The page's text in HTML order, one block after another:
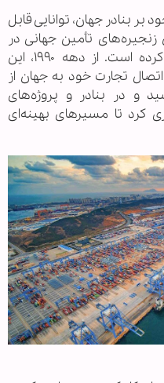
بنادر جهان، توانایی قابل
تأمین جهانی در
زمان بحران‌های ژئوپلیتیکی پیدا کرده است. از دهه ۱۹۹۰، این
تجارت خود به جهان از
و در بنادر و پروژه‌های
کرد تا مسیرهای بهینه‌ای